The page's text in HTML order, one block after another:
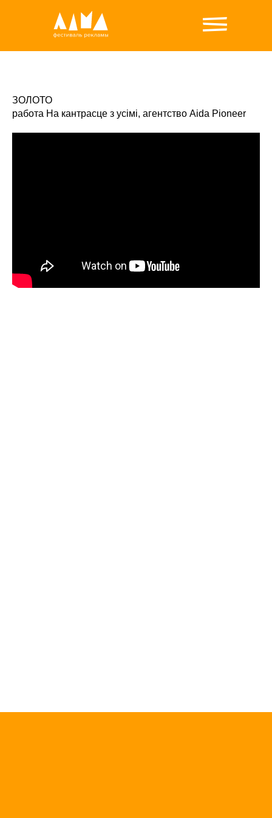
ЗОЛОТО
работа На кантрасце з усімі, агентство Aida Pioneer